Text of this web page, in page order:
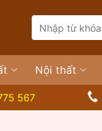
for:
Nội thất
567